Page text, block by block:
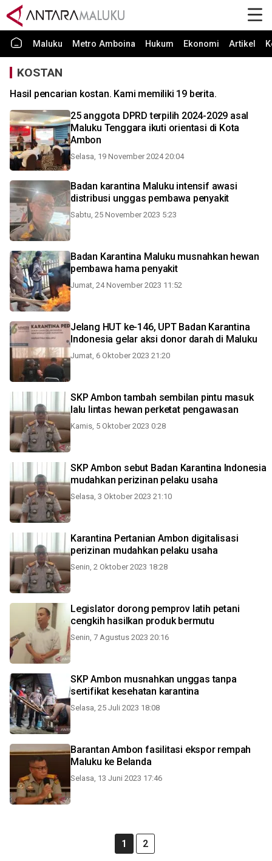
Maluku Metro Amboina Hukum Ekonomi Artikel
KOSTAN
Hasil pencarian kostan. Kami memiliki 19 berita.
25 anggota DPRD terpilih 2024-2029 asal
Maluku Tenggara ikuti orientasi di Kota
Ambon
Selasa, 19 November 2024 20:04
Badan karantina Maluku intensif awasi
distribusi unggas pembawa penyakit
Sabtu, 25 November 2023 5:23
Badan Karantina Maluku musnahkan hewan
pembawa hama penyakit
Jumat, 24 November 2023 11:52
Jelang HUT ke-146, UPT Badan Karantina
Indonesia gelar aksi donor darah di Maluku
Jumat, 6 Oktober 2023 21:20
SKP Ambon tambah sembilan pintu masuk
lalu lintas hewan perketat pengawasan
Kamis, 5 Oktober 2023 0:28
SKP Ambon sebut Badan Karantina Indonesia
mudahkan perizinan pelaku usaha
Selasa, 3 Oktober 2023 21:10
Karantina Pertanian Ambon digitalisasi
perizinan mudahkan pelaku usaha
Senin, 2 Oktober 2023 18:28
Legislator dorong pemprov latih petani
cengkih hasilkan produk bermutu
Senin, 7 Agustus 2023 20:16
SKP Ambon musnahkan unggas tanpa
sertifikat kesehatan karantina
Selasa, 25 Juli 2023 18:08
Barantan Ambon fasilitasi ekspor rempah
Maluku ke Belanda
Selasa, 13 Juni 2023 17:46
1 2